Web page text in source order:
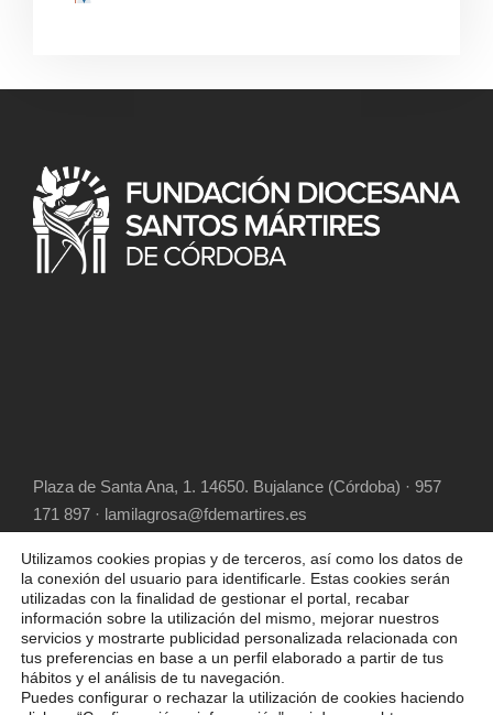
Plaza de Santa Ana, 1. 14650. Bujalance (Córdoba) · 957
171 897 · lamilagrosa@fdemartires.es
COPYRIGHT 2025 FUNDACIÓN DIOCESANA
SANTOS MÁRTIRES, ALL RIGHT RESERVED
Utilizamos cookies propias y de terceros, así como los datos de
la conexión del usuario para identificarle. Estas cookies serán
utilizadas con la finalidad de gestionar el portal, recabar
información sobre la utilización del mismo, mejorar nuestros
servicios y mostrarte publicidad personalizada relacionada con
tus preferencias en base a un perfil elaborado a partir de tus
hábitos y el análisis de tu navegación.
Puedes configurar o rechazar la utilización de cookies haciendo